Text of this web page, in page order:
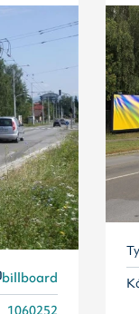
billboard
1060252